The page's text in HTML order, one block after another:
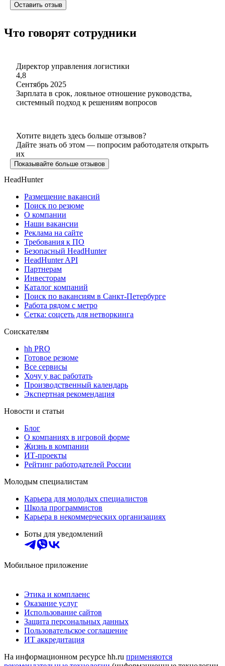
Оставить отзыв
Что говорят сотрудники
Директор управления логистики
4,8
Сентябрь 2025
Зарплата в срок, лояльное отношение руководства,
системный подход к решениям вопросов
Хотите видеть здесь больше отзывов?
Дайте знать об этом — попросим работодателя открыть
их
Показывайте больше отзывов
HeadHunter
Размещение вакансий
Поиск по резюме
О компании
Наши вакансии
Реклама на сайте
Требования к ПО
Безопасный HeadHunter
HeadHunter API
Партнерам
Инвесторам
Каталог компаний
Поиск по вакансиям в Санкт-Петербурге
Работа рядом с метро
Сетка: соцсеть для нетворкинга
Соискателям
hh PRO
Готовое резюме
Все сервисы
Хочу у вас работать
Производственный календарь
Экспертная рекомендация
Новости и статьи
Блог
О компаниях в игровой форме
Жизнь в компании
ИТ-проекты
Рейтинг работодателей России
Молодым специалистам
Карьера для молодых специалистов
Школа программистов
Карьера в некоммерческих организациях
Боты для уведомлений
Мобильное приложение
Этика и комплаенс
Оказание услуг
Использование сайтов
Защита персональных данных
Пользовательское соглашение
ИТ аккредитация
На информационном ресурсе hh.ru применяются